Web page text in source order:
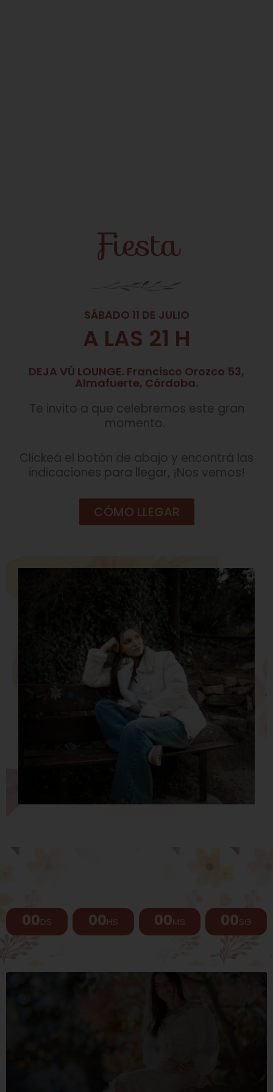
Fiesta
SÁBADO 11 DE JULIO
A LAS 21 H
DEJA VÚ LOUNGE. Francisco Orozco 53,
Almafuerte, Córdoba.
Te invito a que celebremos este gran
momento.
Clickeá el botón de abajo y encontrá las
indicaciones para llegar, ¡Nos vemos!
CÓMO LLEGAR
00DS 00HS 00MS 00SG